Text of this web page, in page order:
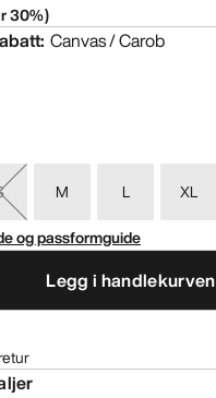
30%)
: Canvas / Carob
M L XL
og passformguide
Legg i handlekurven